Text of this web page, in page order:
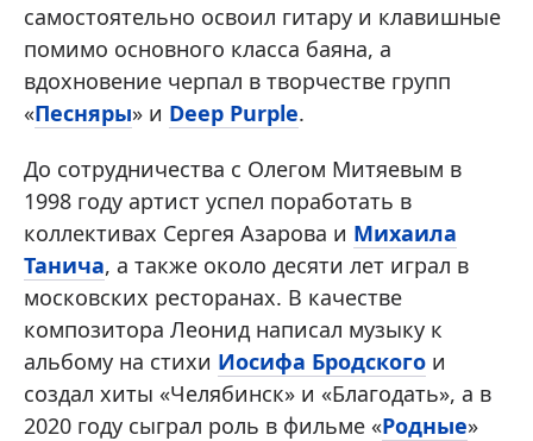
самостоятельно освоил гитару и клавишные
помимо основного класса баяна, а
вдохновение черпал в творчестве групп
«Песняры» и Deep Purple.
До сотрудничества с Олегом Митяевым в
1998 году артист успел поработать в
коллективах Сергея Азарова и Михаила
Танича, а также около десяти лет играл в
московских ресторанах. В качестве
композитора Леонид написал музыку к
альбому на стихи Иосифа Бродского и
создал хиты «Челябинск» и «Благодать», а в
2020 году сыграл роль в фильме «Родные»